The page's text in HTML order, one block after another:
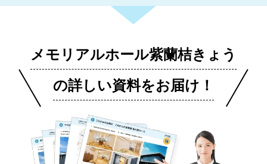
メモリアルホール紫蘭桔きょう
の詳しい資料をお届け！